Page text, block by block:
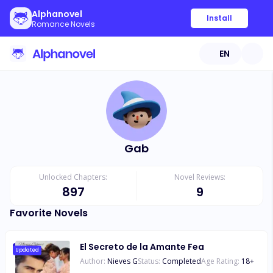
Alphanovel
Romance Novels
Install
EN
Gab
Unlocked Chapters:
897
Novel Reviews:
9
Favorite Novels
Updated El Secreto de la Amante Fea
Author: Nieves GStatus: CompletedAge Rating: 18+